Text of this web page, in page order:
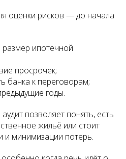
оценки рисков — до начала
ипотечной
просрочек;
банка к переговорам;
годы.
позволяет понять, есть
жильё или стоит
и минимизации потерь.